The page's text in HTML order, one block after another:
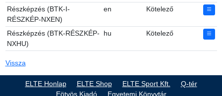
Részképzés (BTK-I-
RÉSZKÉP-NXEN)
en Kötelező
Részképzés (BTK-RÉSZKÉP-
NXHU)
hu Kötelező
Vissza
ELTE Honlap ELTE Shop ELTE Sport Kft.
Q-tér
Eötvös Kiadó
Egyetemi Könyvtár